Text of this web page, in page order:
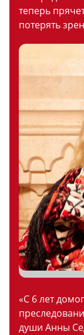
теперь
потерять
«С 6 лет
души Анны